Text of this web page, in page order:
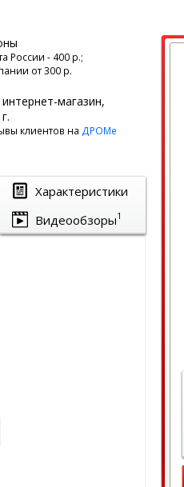
России - 400 р.;
от 300 р.
магазин,
клиентов на ДРОМе
Характеристики
Видеообзоры1